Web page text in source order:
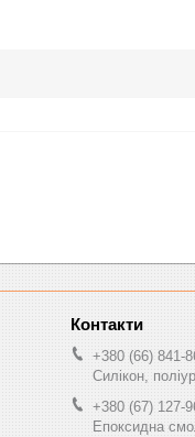
+380 (66) 841-
Силікон,
+380 (67) 127-
Епоксидна